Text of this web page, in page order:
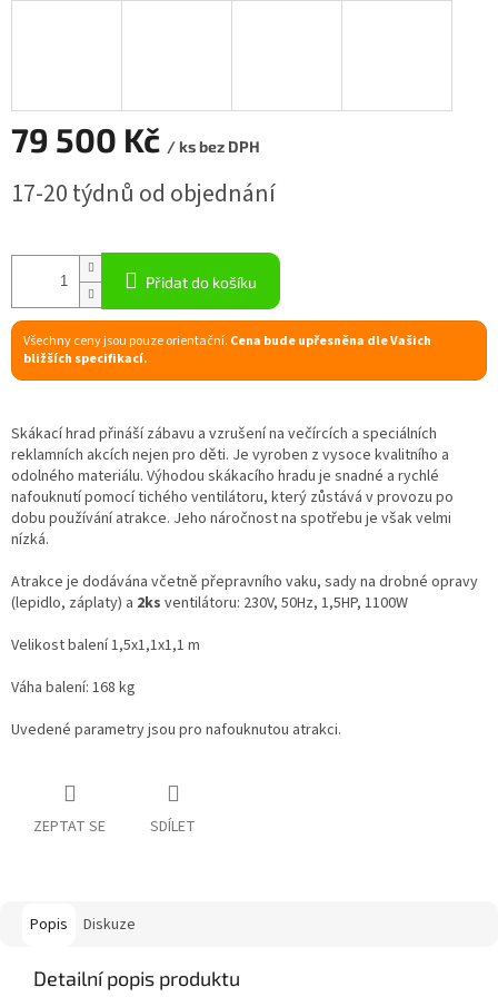
79 500 Kč / ks bez DPH
cena:
17-20 týdnů od objednání
Přidat do košíku
Všechny ceny jsou pouze orientační. Cena bude upřesněna dle Vašich
bližších specifikací.
Skákací hrad přináší zábavu a vzrušení na večírcích a speciálních
reklamních akcích nejen pro děti. Je vyroben z vysoce kvalitního a
odolného materiálu. Výhodou skákacího hradu je snadné a rychlé
nafouknutí pomocí tichého ventilátoru, který zůstává v provozu po
dobu používání atrakce. Jeho náročnost na spotřebu je však velmi
nízká.
Atrakce je dodávána včetně přepravního vaku, sady na drobné opravy
(lepidlo, záplaty) a 2ks ventilátoru: 230V, 50Hz, 1,5HP, 1100W
Velikost balení 1,5x1,1x1,1 m
Váha balení: 168 kg
Uvedené parametry jsou pro nafouknutou atrakci.
ZEPTAT SE SDÍLET
Popis Diskuze
Detailní popis produktu